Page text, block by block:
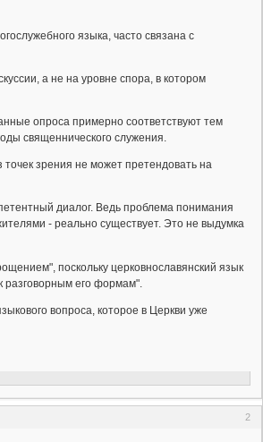
языка, часто связана с
а не на уровне спора, в котором
опроса примерно соответствуют тем
священнического служения.
зрения не может претендовать на
диалог. Ведь проблема понимания
- реально существует. Это не выдумка
поскольку церковнославянский язык
разговорным его формам".
вопроса, которое в Церкви уже
2